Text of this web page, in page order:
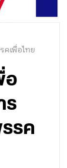
คเพื่อไทย
อ
ร
รค